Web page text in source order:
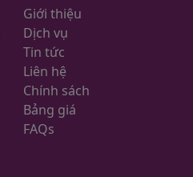
Giới thiệu
Dịch vụ
Tin tức
Liên hệ
Chính sách
Bảng giá
FAQs